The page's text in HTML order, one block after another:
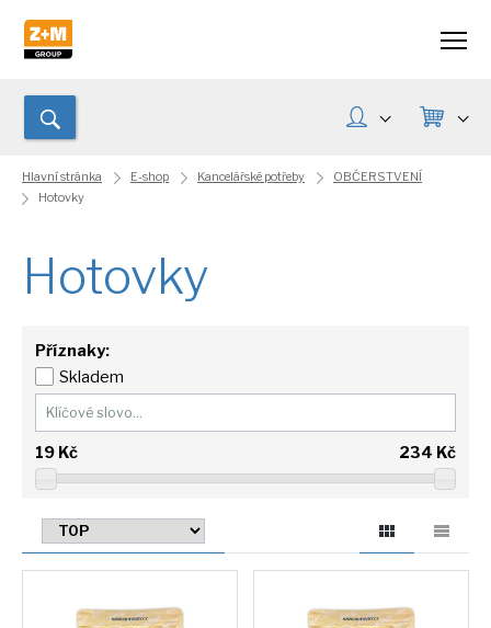
Hlavní stránka E-shop Kancelářské potřeby
OBČERSTVENÍ
Hotovky
Hotovky
Příznaky:
Skladem
19Kč 234 Kč